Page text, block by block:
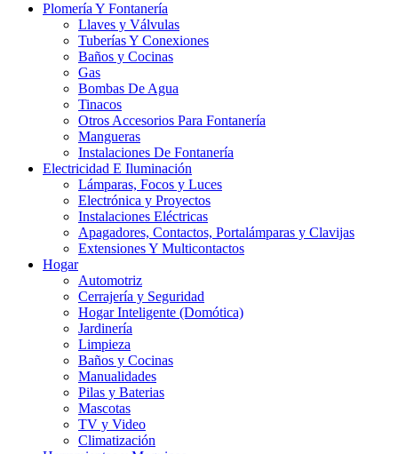
Plomería Y Fontanería
Llaves y Válvulas
Tuberías Y Conexiones
Baños y Cocinas
Gas
Bombas De Agua
Tinacos
Otros Accesorios Para Fontanería
Mangueras
Instalaciones De Fontanería
Electricidad E Iluminación
Lámparas, Focos y Luces
Electrónica y Proyectos
Instalaciones Eléctricas
Apagadores, Contactos, Portalámparas y Clavijas
Extensiones Y Multicontactos
Hogar
Automotriz
Cerrajería y Seguridad
Hogar Inteligente (Domótica)
Jardinería
Limpieza
Baños y Cocinas
Manualidades
Pilas y Baterias
Mascotas
TV y Video
Climatización